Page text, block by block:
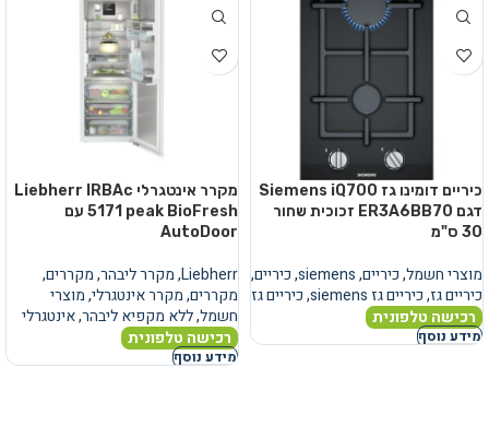
כיריים דומינו גז Siemens iQ700
דגם ER3A6BB70 זכוכית שחור
30 ס"מ
מוצרי חשמל,כיריים,
siemens
,כיריים,
כיריים גז,כיריים גז siemens ,כיריים גז
רכישה טלפונית
מידע נוסף
מקרר אינטגרלי Liebherr IRBAc
5171 peak BioFresh עם
AutoDoor
Liebherr
,מקרר ליבהר,מקררים,
מקררים,מקרר אינטגרלי,מוצרי
חשמל,ללא מקפיא ליבהר,אינטגרלי
רכישה טלפונית
מידע נוסף